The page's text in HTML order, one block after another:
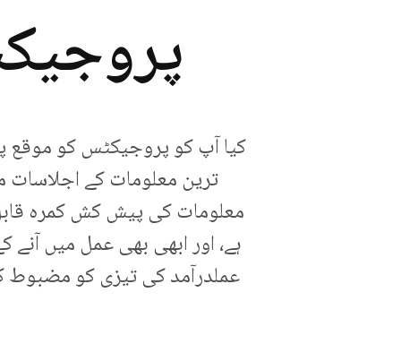
کیا آپ کو پروجیکٹس کو موقع
ترین معلومات کے اجلاسات
معلومات کی پیش کش کمرہ
ہے، اور ابھی بھی عمل میں
عملدرآمد کی تیزی کو مضبوط